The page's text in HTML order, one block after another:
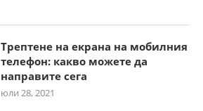
Трептене на екрана на мобилния
телефон: какво можете да
направите сега
юли 28, 2021